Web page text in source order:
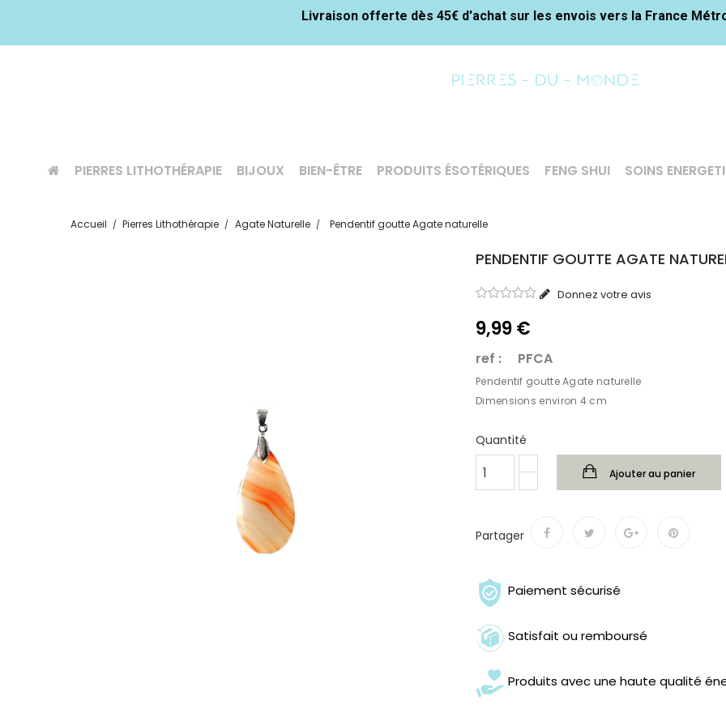
Livraison offerte dès 45€ d'achat sur les envois vers la France
PIERRES LITHOTHÉRAPIE BIJOUX BIEN-ÊTRE PRODUITS ÉSOTÉRIQUES FENG SHUI SOINS
Accueil Pierres Lithothérapie Agate Naturelle Pendentif goutte Agate naturelle
PENDENTIF GOUTTE AGATE
Donnez votre avis
9,99 €
ref : PFCA
Pendentif goutte Agate naturelle
Dimensions environ 4 cm
Quantité
Ajouter au panier
Partager
Paiement sécurisé
Satisfait ou remboursé
Produits avec une haute qualité